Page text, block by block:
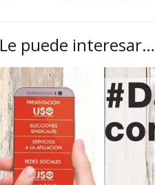
Le puede interesar…